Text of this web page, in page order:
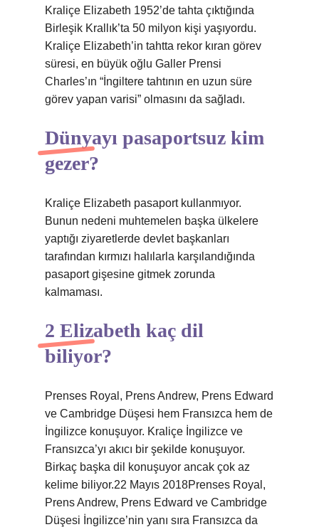
Kraliçe Elizabeth 1952’de tahta çıktığında
Birleşik Krallık’ta 50 milyon kişi yaşıyordu.
Kraliçe Elizabeth’in tahtta rekor kıran görev
süresi, en büyük oğlu Galler Prensi
Charles’ın “İngiltere tahtının en uzun süre
görev yapan varisi” olmasını da sağladı.
Dünyayı pasaportsuz kim
gezer?
Kraliçe Elizabeth pasaport kullanmıyor.
Bunun nedeni muhtemelen başka ülkelere
yaptığı ziyaretlerde devlet başkanları
tarafından kırmızı halılarla karşılandığında
pasaport gişesine gitmek zorunda
kalmaması.
2 Elizabeth kaç dil
biliyor?
Prenses Royal, Prens Andrew, Prens Edward
ve Cambridge Düşesi hem Fransızca hem de
İngilizce konuşuyor. Kraliçe İngilizce ve
Fransızca’yı akıcı bir şekilde konuşuyor.
Birkaç başka dil konuşuyor ancak çok az
kelime biliyor.22 Mayıs 2018Prenses Royal,
Prens Andrew, Prens Edward ve Cambridge
Düşesi İngilizce’nin yanı sıra Fransızca da